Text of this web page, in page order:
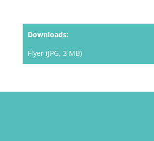
Downloads:
Flyer (JPG, 3 MB)